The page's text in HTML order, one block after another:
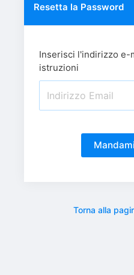
Resetta la Password
Inserisci l'indirizzo e-
istruzioni
Torna alla